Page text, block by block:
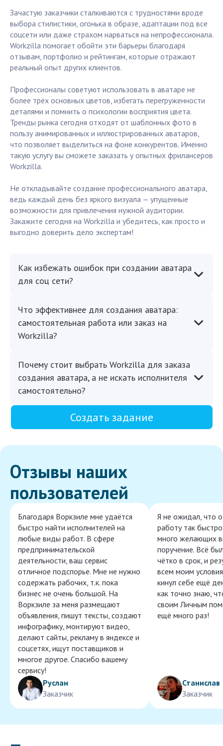
Зачастую заказчики сталкиваются с трудностями вроде
выбора стилистики, огонька в образе, адаптации под все
соцсети или даже страхом нарваться на непрофессионала.
Workzilla помогает обойти эти барьеры благодаря
отзывам, портфолио и рейтингам, которые отражают
реальный опыт других клиентов.
Профессионалы советуют использовать в аватаре не
более трёх основных цветов, избегать перегруженности
деталями и помнить о психологии восприятия цвета.
Тренды рынка сегодня отходят от шаблонных фото в
пользу анимированных и иллюстрированных аватаров,
что позволяет выделиться на фоне конкурентов. Именно
такую услугу вы сможете заказать у опытных фрилансеров
Workzilla.
Не откладывайте создание профессионального аватара,
ведь каждый день без яркого визуала — упущенные
возможности для привлечения нужной аудитории.
Закажите сегодня на Workzilla и убедитесь, как просто и
выгодно доверить дело экспертам!
Как избежать ошибок при создании аватара
для соц сети?
Что эффективнее для создания аватара:
самостоятельная работа или заказ на
Workzilla?
Почему стоит выбрать Workzilla для заказа
создания аватара, а не искать исполнителя
самостоятельно?
Создать задание
Отзывы наших
пользователей
Благодаря Воркзиле мне удаётся
быстро найти исполнителей на
любые виды работ. В сфере
предпринимательской
деятельности, ваш сервис
отличное подспорье. Мне не нужно
содержать рабочих, т.к. пока
бизнес не очень большой. На
Воркзиле за меня размещают
объявления, пишут тексты, создают
инфографику, монтируют видео,
делают сайты, рекламу в яндексе и
соцсетях, ищут поставщиков и
многое другое. Спасибо вашему
сервису!
Руслан
Заказчик
Я не ожидал, что
работу так
много желающих
поручение. Всё
чётко в срок, и
всем моим
кинул себе ещё
как точно знаю,
своим Личным
ещё много раз!
Станислав
Заказчик